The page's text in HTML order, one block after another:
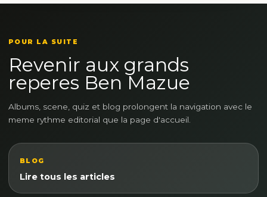
POUR LA SUITE
Revenir aux grands
reperes Ben Mazue
Albums, scene, quiz et blog prolongent la navigation avec le
meme rythme editorial que la page d'accueil.
BLOG
Lire tous les articles